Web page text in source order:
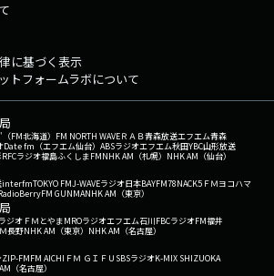
に基づく表示
トフォームラボについて
FM北海道） FM NORTH WAVEＲＡＢ青森放送エフエム青森
Date fm（エフエム仙台） ABSラジオエフエム秋田YBC山形放送
RFCラジオ福島ふくしまFMNHK AM（札幌） NHK AM（仙台）
interfmTOKYO FMJ-WAVEラジオ日本BAYFM78NACK5 ＦＭヨコハマ
FM GUNMANHK AM（東京）
ジオ ＦＭとやまMROラジオエフエム石川FBCラジオFM福井
長野NHK AM（東京） NHK AM（名古屋）
ZIP-FMFM AICHI ＦＭ ＧＩＦＵ SBSラジオK-MIX SHIZUOKA
（名古屋）